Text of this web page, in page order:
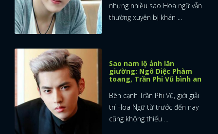
nhưng nhiều sao Hoa ngữ vẫn
thường xuyên bị khán ...
Sao nam lộ ảnh lăn
giường: Ngô Diệc Phàm
toang, Trần Phi Vũ bình an
Bên cạnh Trần Phi Vũ, giới giải
trí Hoa Ngữ từ trước đến nay
cũng không thiếu ...